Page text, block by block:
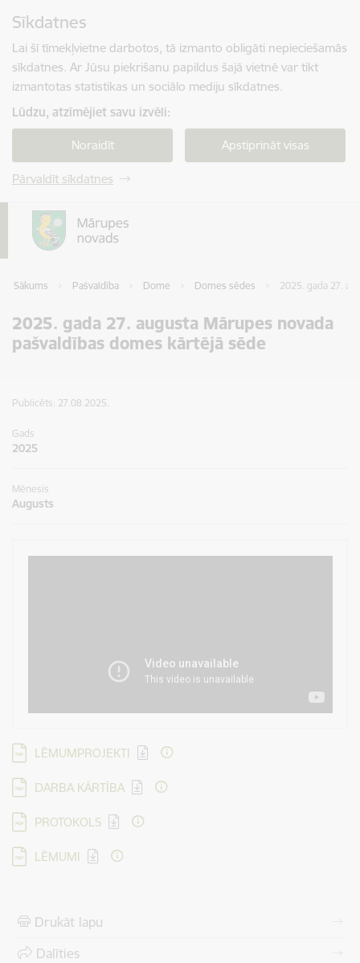
Sīkdatnes
Lai šī tīmekļvietne darbotos, tā izmanto obligāti nepieciešamās
sīkdatnes. Ar Jūsu piekrišanu papildus šajā vietnē var tikt
izmantotas statistikas un sociālo mediju sīkdatnes.
Lūdzu, atzīmējiet savu izvēli:
Noraidīt Apstiprināt visas
Pārvaldīt sīkdatnes
Sākums Pašvaldība Dome Domes sēdes 2025. gada 27.
2025. gada 27. augusta Mārupes novada
pašvaldības domes kārtējā sēde
Publicēts: 27.08.2025.
Gads
2025
Mēnesis
Augusts
Lejupielādēt:
LĒMUMPROJEKTI
Lejupielādēt:
DARBA KĀRTĪBA
Lejupielādēt:
PROTOKOLS
Lejupielādēt:
LĒMUMI
Drukāt lapu
Dalīties